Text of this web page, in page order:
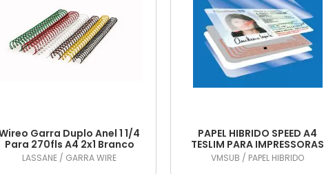
Garra Duplo Anel 1 1/4
Para 270fls A4 2x1 Branco
25un
LASSANE / GARRA WIRE
PAPEL HIBRIDO SPEED A4
TESLIM PARA IMPRESSORAS
JATO DE TINTA PIGMENTADA
OU LASER
VMSUB / PAPEL HIBRIDO